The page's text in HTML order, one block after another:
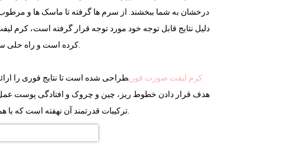
درخشان به شما ببخشند. از سرم ها گرفته تا ماسک ها و مرطوب
دلیل نتایج قابل توجه خود مورد توجه قرار گرفته است،
کرده است و راه حلی سریع و موثر برای دستیابی به ظاهری برجسته تر و خوشبوتر ارائه می دهد.
کرم لیفت صورت فوریطراحی شده است تا نتایج فوری را
هدف قرار دادن خطوط ریز، چین و چروک و افتادگی پوست
ترکیبات قدرتمند آن نهفته است که با هم کار می کنند تا پوست را محکم و سفت کنند و پوست را جوان و احیا کنند.